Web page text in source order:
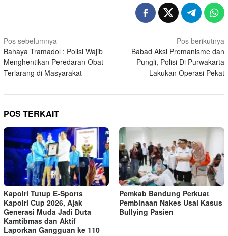
Navigasi
pos
Pos sebelumnya
Bahaya Tramadol : Polisi Wajib
Menghentikan Peredaran Obat
Terlarang di Masyarakat
Pos berikutnya
Babad Aksi Premanisme dan
Pungli, Polisi Di Purwakarta
Lakukan Operasi Pekat
POS TERKAIT
Kapolri Tutup E-Sports
Kapolri Cup 2026, Ajak
Generasi Muda Jadi Duta
Kamtibmas dan Aktif
Laporkan Gangguan ke 110
Pemkab Bandung Perkuat
Pembinaan Nakes Usai Kasus
Bullying Pasien